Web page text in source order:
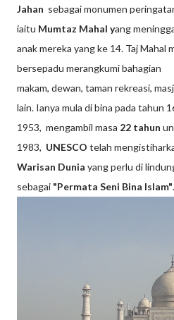
Jahan sebagai monumen
iaitu Mumtaz Mahal yang
anak mereka yang ke 14. Taj Mahal
bersepadu merangkumi bahagian
makam, dewan, taman rekreasi,
lain. Ianya mula di bina pada tahun
1953, mengambil masa 22 tahun
1983, UNESCO telah
Warisan Dunia yang perlu di
sebagai "Permata Seni Bina Islam".